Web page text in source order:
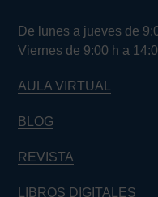
De lunes a jueves de
Viernes de 9:00 h a
AULA VIRTUAL
BLOG
REVISTA
LIBROS DIGITALES